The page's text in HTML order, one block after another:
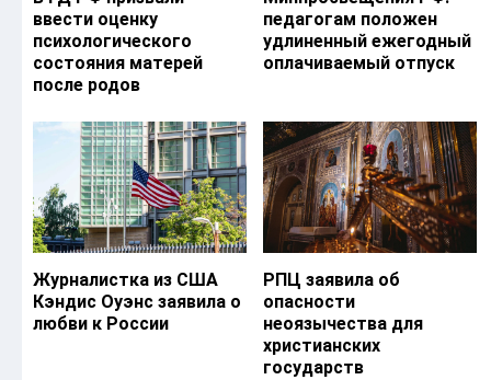
ввести оценку
психологического
состояния матерей
после родов
педагогам положен
удлиненный ежегодный
оплачиваемый отпуск
Журналистка из США
Кэндис Оуэнс заявила о
любви к России
РПЦ заявила об
опасности
неоязычества для
христианских
государств